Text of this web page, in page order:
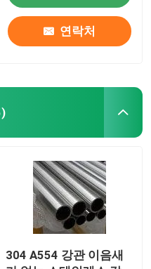
연락처
304 A554 강관 이음새